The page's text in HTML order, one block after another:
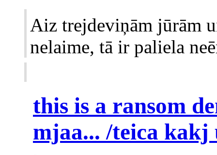
Aiz trejdeviņām jūrām
nelaime, tā ir paliela
this is a ransom
mjaa... /teica kakj